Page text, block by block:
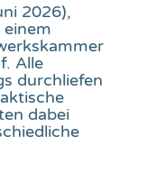
2026),
Alle
durchliefen
dabei